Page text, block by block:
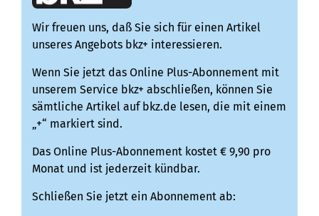
Wir freuen uns, daß Sie sich für einen Artikel
unseres Angebots bkz+ interessieren.
Wenn Sie jetzt das Online Plus-Abonnement mit
unserem Service bkz+ abschließen, können Sie
sämtliche Artikel auf bkz.de lesen, die mit einem
„+“ markiert sind.
Das Online Plus-Abonnement kostet € 9,90 pro
Monat und ist jederzeit kündbar.
Schließen Sie jetzt ein Abonnement ab: